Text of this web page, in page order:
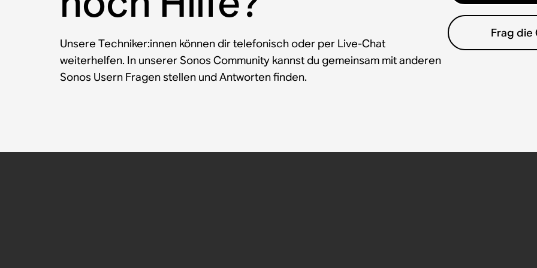
Unsere Techniker:innen können dir telefonisch oder per Live-Chat
weiterhelfen. In unserer Sonos Community kannst du gemeinsam mit anderen
Sonos Usern Fragen stellen und Antworten finden.
Frag die